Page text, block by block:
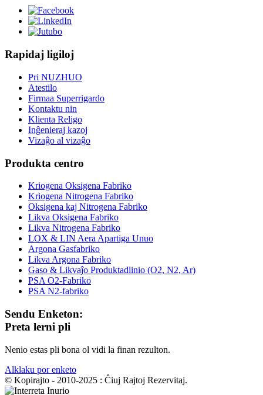
Rapidaj ligiloj
Pri NUZHUO
Atestilo
Firmaa Superrigardo
Kontaktu nin
Klienta Religo
Inĝenieraj kazoj
Vizaĝo al vizaĝo
Produkta centro
Kriogena Oksigena Fabriko
Kriogena Nitrogena Fabriko
Oksigena kaj Nitrogena Fabriko
Likva Oksigena Fabriko
Likva Nitrogena Fabriko
LOX & LIN Aera Apartiga Unuo
Argona Gasfabriko
Likva Argona Fabriko
Gaso & Likvaĵo Produktadlinio (O2, N2, Ar)
PSA O2-Fabriko
PSA N2-fabriko
Sendu Enketon:
Preta lerni pli
Nenio estas pli bona ol vidi la finan rezulton.
Alklaku por enketo
© Kopirajto - 2010-2025 : Ĉiuj Rajtoj Rezervitaj.